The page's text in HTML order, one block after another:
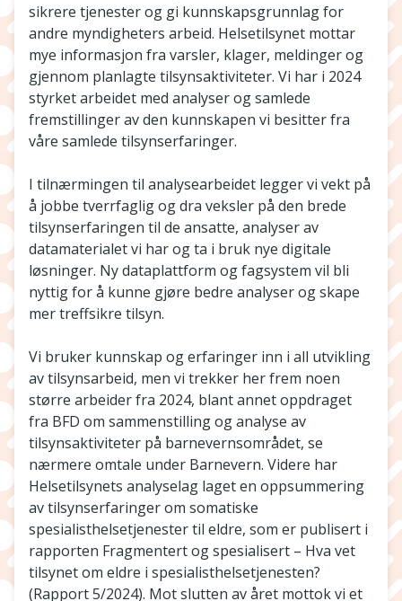
sikrere tjenester og gi kunnskapsgrunnlag for
andre myndigheters arbeid. Helsetilsynet mottar
mye informasjon fra varsler, klager, meldinger og
gjennom planlagte tilsynsaktiviteter. Vi har i 2024
styrket arbeidet med analyser og samlede
fremstillinger av den kunnskapen vi besitter fra
våre samlede tilsynserfaringer.
I tilnærmingen til analysearbeidet legger vi vekt på
å jobbe tverrfaglig og dra veksler på den brede
tilsynserfaringen til de ansatte, analyser av
datamaterialet vi har og ta i bruk nye digitale
løsninger. Ny dataplattform og fagsystem vil bli
nyttig for å kunne gjøre bedre analyser og skape
mer treffsikre tilsyn.
Vi bruker kunnskap og erfaringer inn i all utvikling
av tilsynsarbeid, men vi trekker her frem noen
større arbeider fra 2024, blant annet oppdraget
fra BFD om sammenstilling og analyse av
tilsynsaktiviteter på barnevernsområdet, se
nærmere omtale under Barnevern. Videre har
Helsetilsynets analyselag laget en oppsummering
av tilsynserfaringer om somatiske
spesialisthelsetjenester til eldre, som er publisert i
rapporten Fragmentert og spesialisert – Hva vet
tilsynet om eldre i spesialisthelsetjenesten?
(Rapport 5/2024). Mot slutten av året mottok vi et